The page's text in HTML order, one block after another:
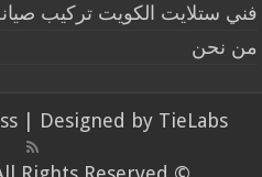
فني ستلايت الكويت تركيب
من نحن
| Designed by TieLabs